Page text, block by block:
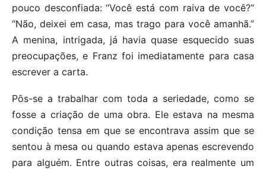
pouco desconfiada: “Você está com raiva de você?”
“Não, deixei em casa, mas trago para você amanhã.”
A menina, intrigada, já havia quase esquecido suas
preocupações, e Franz foi imediatamente para casa
escrever a carta.
Pôs-se a trabalhar com toda a seriedade, como se
fosse a criação de uma obra. Ele estava na mesma
condição tensa em que se encontrava assim que se
sentou à mesa ou quando estava apenas escrevendo
para alguém. Entre outras coisas, era realmente um